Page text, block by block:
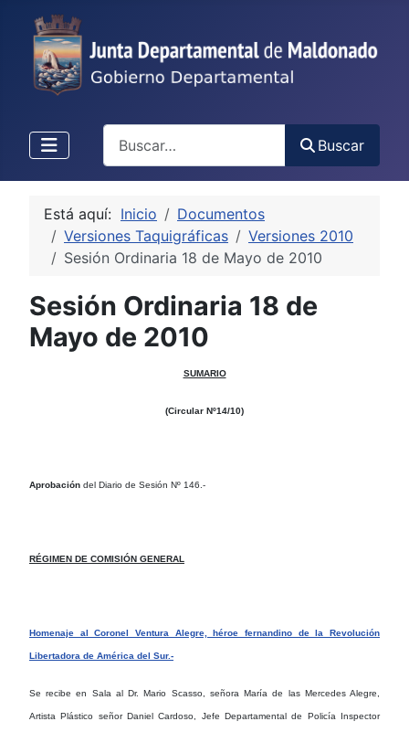
Buscar
Está aquí: Inicio
Documentos
Versiones Taquigráficas
Versiones 2010
Sesión Ordinaria 18 de Mayo de 2010
Sesión Ordinaria 18 de
Mayo de 2010
SUMARIO
(Circular Nº14/10)
Aprobación del Diario de Sesión Nº 146.-
RÉGIMEN DE COMISIÓN GENERAL
Homenaje al Coronel Ventura Alegre, héroe fernandino de la Revolución
Libertadora de América del Sur.-
Se recibe en Sala al Dr. Mario Scasso, señora María de las Mercedes Alegre,
Artista Plástico señor Daniel Cardoso, Jefe Departamental de Policía Inspector